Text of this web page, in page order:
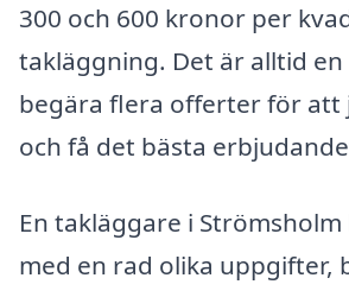
300 och 600 kronor per
takläggning. Det är alltid
begära flera offerter för att
och få det bästa
En takläggare i
med en rad olika uppgifter,